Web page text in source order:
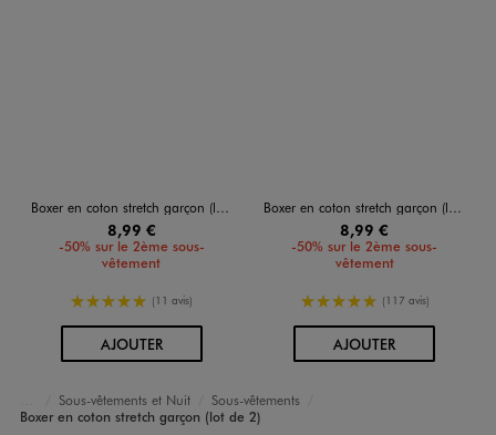
Boxer en coton stretch garçon (lot de 2)
8,99 €
-50% sur le 2ème sous-
vêtement
5/5 de moyenne
(11 avis)
AJOUTERAU PANIER
Boxer en coton stretch garçon (lot de 2)
8,99 €
-50% sur le 2ème sous-
vêtement
5/5 de moyenne
(117 avis)
AJOUTERAU PANIER
Accueil
Garçon
Sous-vêtements et Nuit
Sous-vêtements
Boxer en coton stretch garçon (lot de 2)